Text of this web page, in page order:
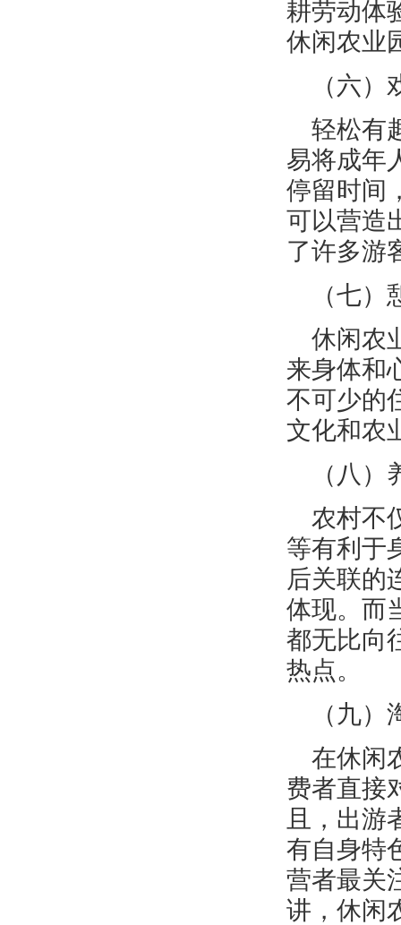
耕劳动体
休闲农业
（六
轻松有
易将成年
停留时间
可以营造
了许多游
（七
休闲农
来身体和
不可少的
文化和农
（八
农村不
等有利于
后关联的
体现。而
都无比向
热点。
（九）
在休闲
费者直接
且，出游
有自身特
营者最关
讲，休闲